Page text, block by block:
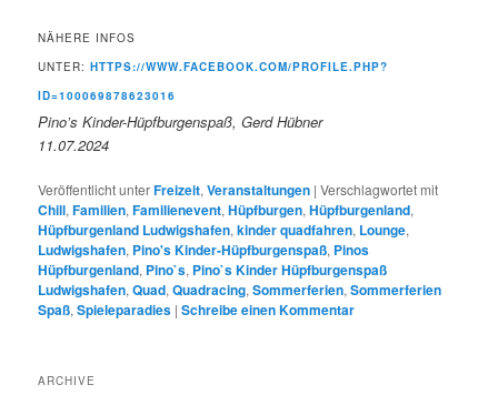
NÄHERE INFOS
UNTER:HTTPS://WWW.FACEBOOK.COM/PROFILE.PHP?
ID=100069878623016
Pino’s Kinder-Hüpfburgenspaß, Gerd Hübner
11.07.2024
Veröffentlicht unterFreizeit,Veranstaltungen |Verschlagwortet mit
Chill,Familien,Familienevent,Hüpfburgen,Hüpfburgenland,
Hüpfburgenland Ludwigshafen,kinder quadfahren, Lounge,
Ludwigshafen, Pino's Kinder-Hüpfburgenspaß, Pinos
Hüpfburgenland, Pino`s, Pino`s Kinder Hüpfburgenspaß
Ludwigshafen,Quad,Quadracing,Sommerferien,Sommerferien
Spaß,Spieleparadies |Schreibe einen Kommentar
ARCHIVE